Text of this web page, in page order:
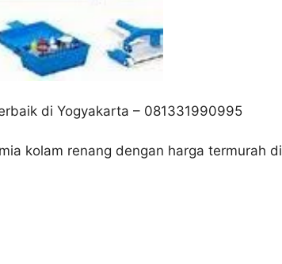
di Yogyakarta – 081331990995
kolam renang dengan harga termurah di